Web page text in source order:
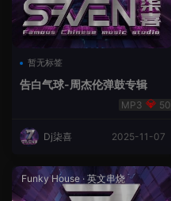
暂无标签
告白气球-周杰伦弹鼓专辑
50
Dj柒喜 2025-11-07
Funky House· 英文串烧